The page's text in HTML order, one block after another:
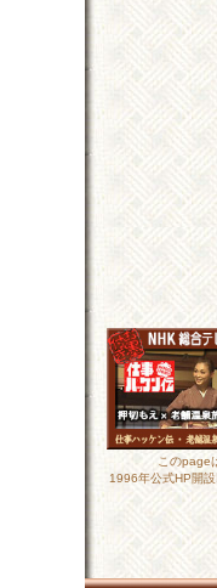
このpage
1996年公式HP開